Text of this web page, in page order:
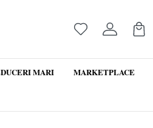
MARI MARKETPLACE